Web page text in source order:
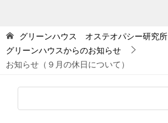
グリーンハウス オステオパシー研究所
グリーンハウスからのお知らせ
お知らせ（９月の休日について）